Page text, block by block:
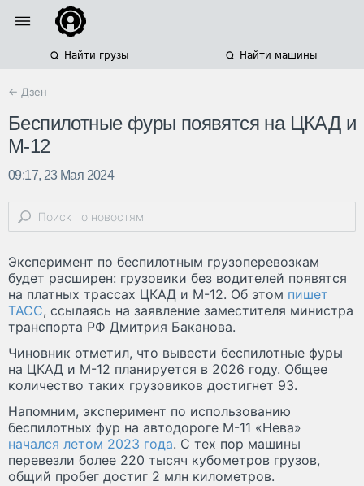
Найти грузы Найти машины
← Дзен
Беспилотные фуры появятся на ЦКАД и
М-12
09:17, 23 Мая 2024
Эксперимент по беспилотным грузоперевозкам
будет расширен: грузовики без водителей появятся
на платных трассах ЦКАД и М-12. Об этом пишет
ТАСС, ссылаясь на заявление заместителя министра
транспорта РФ Дмитрия Баканова.
Чиновник отметил, что вывести беспилотные фуры
на ЦКАД и М-12 планируется в 2026 году. Общее
количество таких грузовиков достигнет 93.
Напомним, эксперимент по использованию
беспилотных фур на автодороге М-11 «Нева»
начался летом 2023 года. С тех пор машины
перевезли более 220 тысяч кубометров грузов,
общий пробег достиг 2 млн километров.